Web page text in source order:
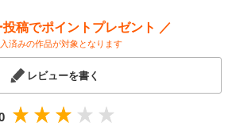
稿でポイントプレゼント ／
済みの作品が対象となります
レビューを書く